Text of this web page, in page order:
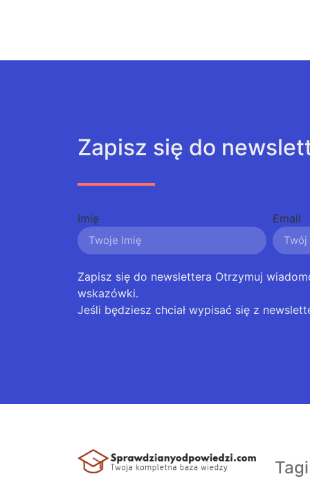
Zapisz się do
Imię Email
Zapisz się do newslettera Otrzymuj
wskazówki.
Jeśli będziesz chciał wypisać się z
Tagi